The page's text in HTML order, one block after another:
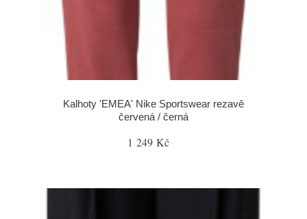
Kalhoty 'EMEA' Nike Sportswear rezavě
červená / černá
1 249 Kč